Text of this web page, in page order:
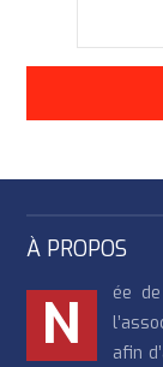
À PROPOS
N
ée
afin